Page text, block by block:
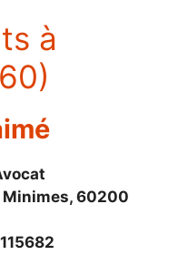
à
Minimes, 60200